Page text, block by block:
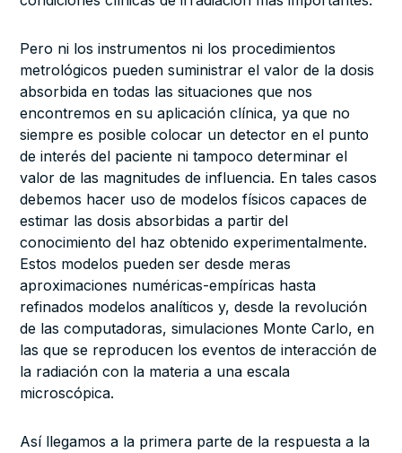
Pero ni los instrumentos ni los procedimientos
metrológicos pueden suministrar el valor de la dosis
absorbida en todas las situaciones que nos
encontremos en su aplicación clínica, ya que no
siempre es posible colocar un detector en el punto
de interés del paciente ni tampoco determinar el
valor de las magnitudes de influencia. En tales casos
debemos hacer uso de modelos físicos capaces de
estimar las dosis absorbidas a partir del
conocimiento del haz obtenido experimentalmente.
Estos modelos pueden ser desde meras
aproximaciones numéricas-empíricas hasta
refinados modelos analíticos y, desde la revolución
de las computadoras, simulaciones Monte Carlo, en
las que se reproducen los eventos de interacción de
la radiación con la materia a una escala
microscópica.
Así llegamos a la primera parte de la respuesta a la